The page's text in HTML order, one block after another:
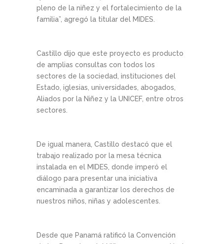
pleno de la niñez y el fortalecimiento de la
familia”, agregó la titular del MIDES.
Castillo dijo que este proyecto es producto
de amplias consultas con todos los
sectores de la sociedad, instituciones del
Estado, iglesias, universidades, abogados,
Aliados por la Niñez y la UNICEF, entre otros
sectores.
De igual manera, Castillo destacó que el
trabajo realizado por la mesa técnica
instalada en el MIDES, donde imperó el
diálogo para presentar una iniciativa
encaminada a garantizar los derechos de
nuestros niños, niñas y adolescentes.
Desde que Panamá ratificó la Convención